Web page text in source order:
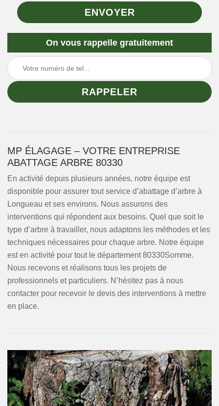
On vous rappelle gratuitement
MP ÉLAGAGE – VOTRE ENTREPRISE
ABATTAGE ARBRE 80330
En activité depuis plusieurs années, notre équipe est
disponible pour assurer tout service d’abattage d’arbre à
Longueau et ses environs. Nous assurons des
interventions qui répondent aux besoins. Quel que soit le
type d’arbre à travailler, nous adaptons les méthodes et les
techniques nécessaires pour chaque arbre. Notre équipe
est en activité pour tout le département 80330Somme.
Nous recevons et réalisons tous les projets de
professionnels et particuliers. N’hésitez pas à nous
contacter pour recevoir le devis des interventions à mettre
en place.